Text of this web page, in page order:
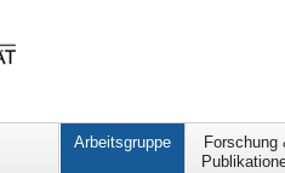
Arbeitsgruppe
Forschung